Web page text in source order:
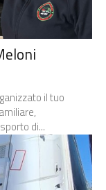
il tuo
di...